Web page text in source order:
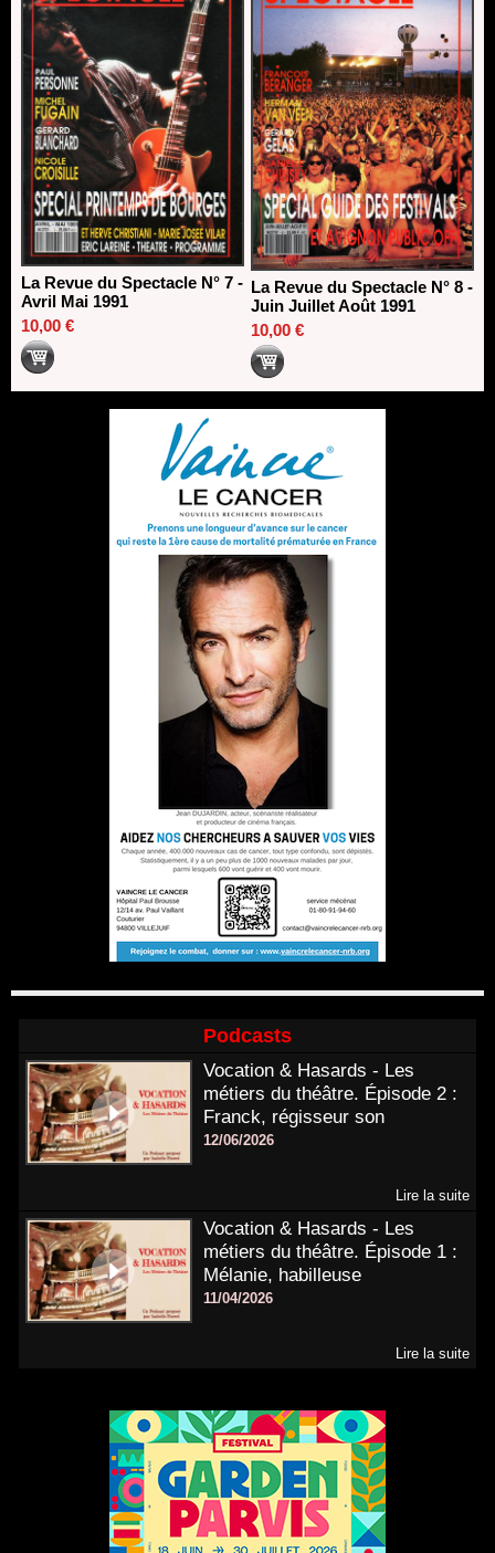
La Revue du Spectacle N° 7 -
Avril Mai 1991
10,00 €
La Revue du Spectacle N° 8 -
Juin Juillet Août 1991
10,00 €
Podcasts
Vocation & Hasards - Les
métiers du théâtre. Épisode 2 :
Franck, régisseur son
12/06/2026
Lire la suite
Vocation & Hasards - Les
métiers du théâtre. Épisode 1 :
Mélanie, habilleuse
11/04/2026
Lire la suite